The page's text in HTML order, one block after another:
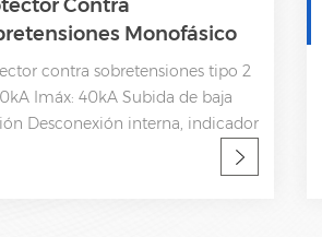
Contra
Monofásico
2 AC SPD 385V
contra sobretensiones tipo 2
Imáx: 40kA Subida de baja
Desconexión interna, indicador
y señalización remota CEI